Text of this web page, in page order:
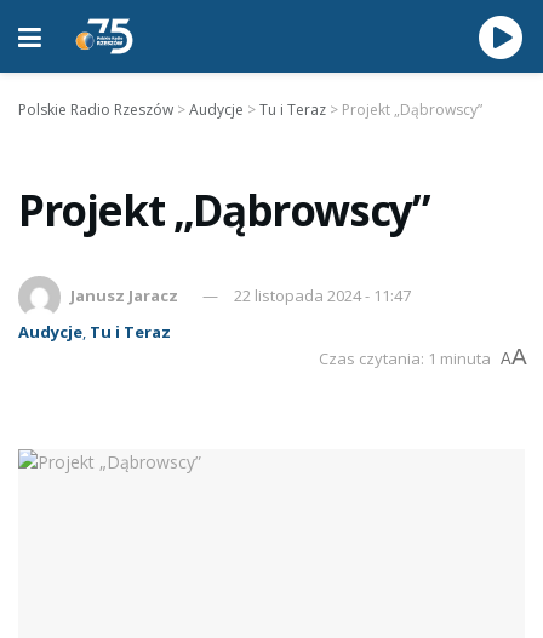
Polskie Radio Rzeszów >Audycje >Tu i Teraz > Projekt „Dąbrowscy”
Projekt „Dąbrowscy”
Janusz Jaracz
22 listopada 2024 - 11:47
Audycje, Tu i Teraz
Czas czytania: 1 minuta AA